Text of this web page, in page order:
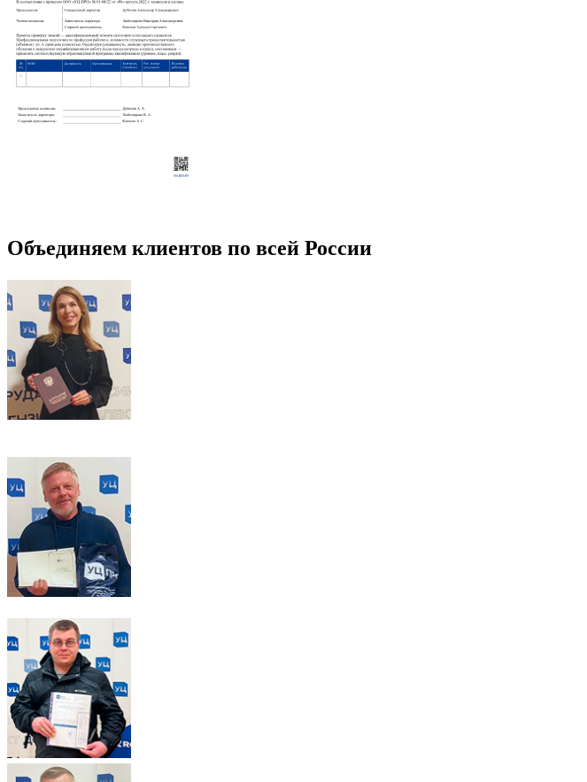
Объединяем клиентов по всей России